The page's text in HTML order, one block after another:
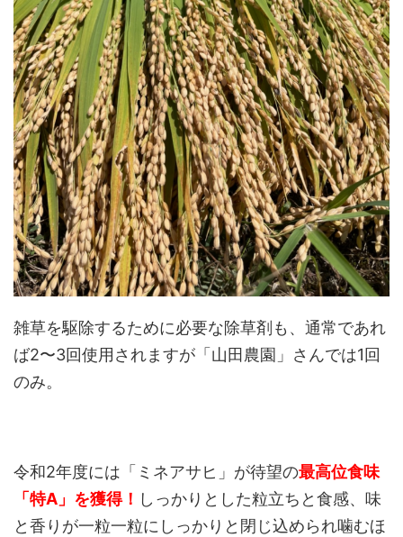
雑草を駆除するために必要な除草剤も、通常であれ
ば2〜3回使用されますが「山田農園」さんでは1回
のみ。
令和2年度には「ミネアサヒ」が待望の最高位食味
「特A」を獲得！ しっかりとした粒立ちと食感、味
と香りが一粒一粒にしっかりと閉じ込められ噛むほ